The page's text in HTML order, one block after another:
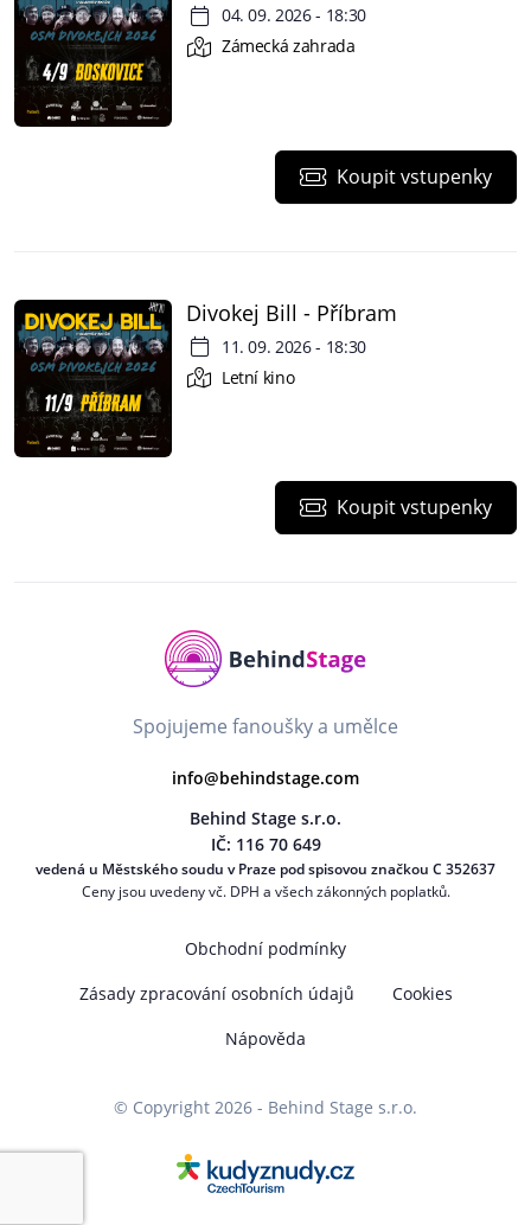
04. 09. 2026 - 18:30
Zámecká zahrada
Koupit vstupenky
Divokej Bill - Příbram
11. 09. 2026 - 18:30
Letní kino
Koupit vstupenky
Spojujeme fanoušky a umělce
info@behindstage.com
Behind Stage s.r.o.
IČ: 116 70 649
vedená u Městského soudu v Praze pod spisovou značkou C 352637
Ceny jsou uvedeny vč. DPH a všech zákonných poplatků.
Obchodní podmínky
Zásady zpracování osobních údajů
Cookies
Nápověda
© Copyright 2026 - Behind Stage s.r.o.